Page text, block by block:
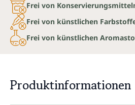
Frei von
Frei von künstlichen
Frei von künstlichen
Produktinformationen